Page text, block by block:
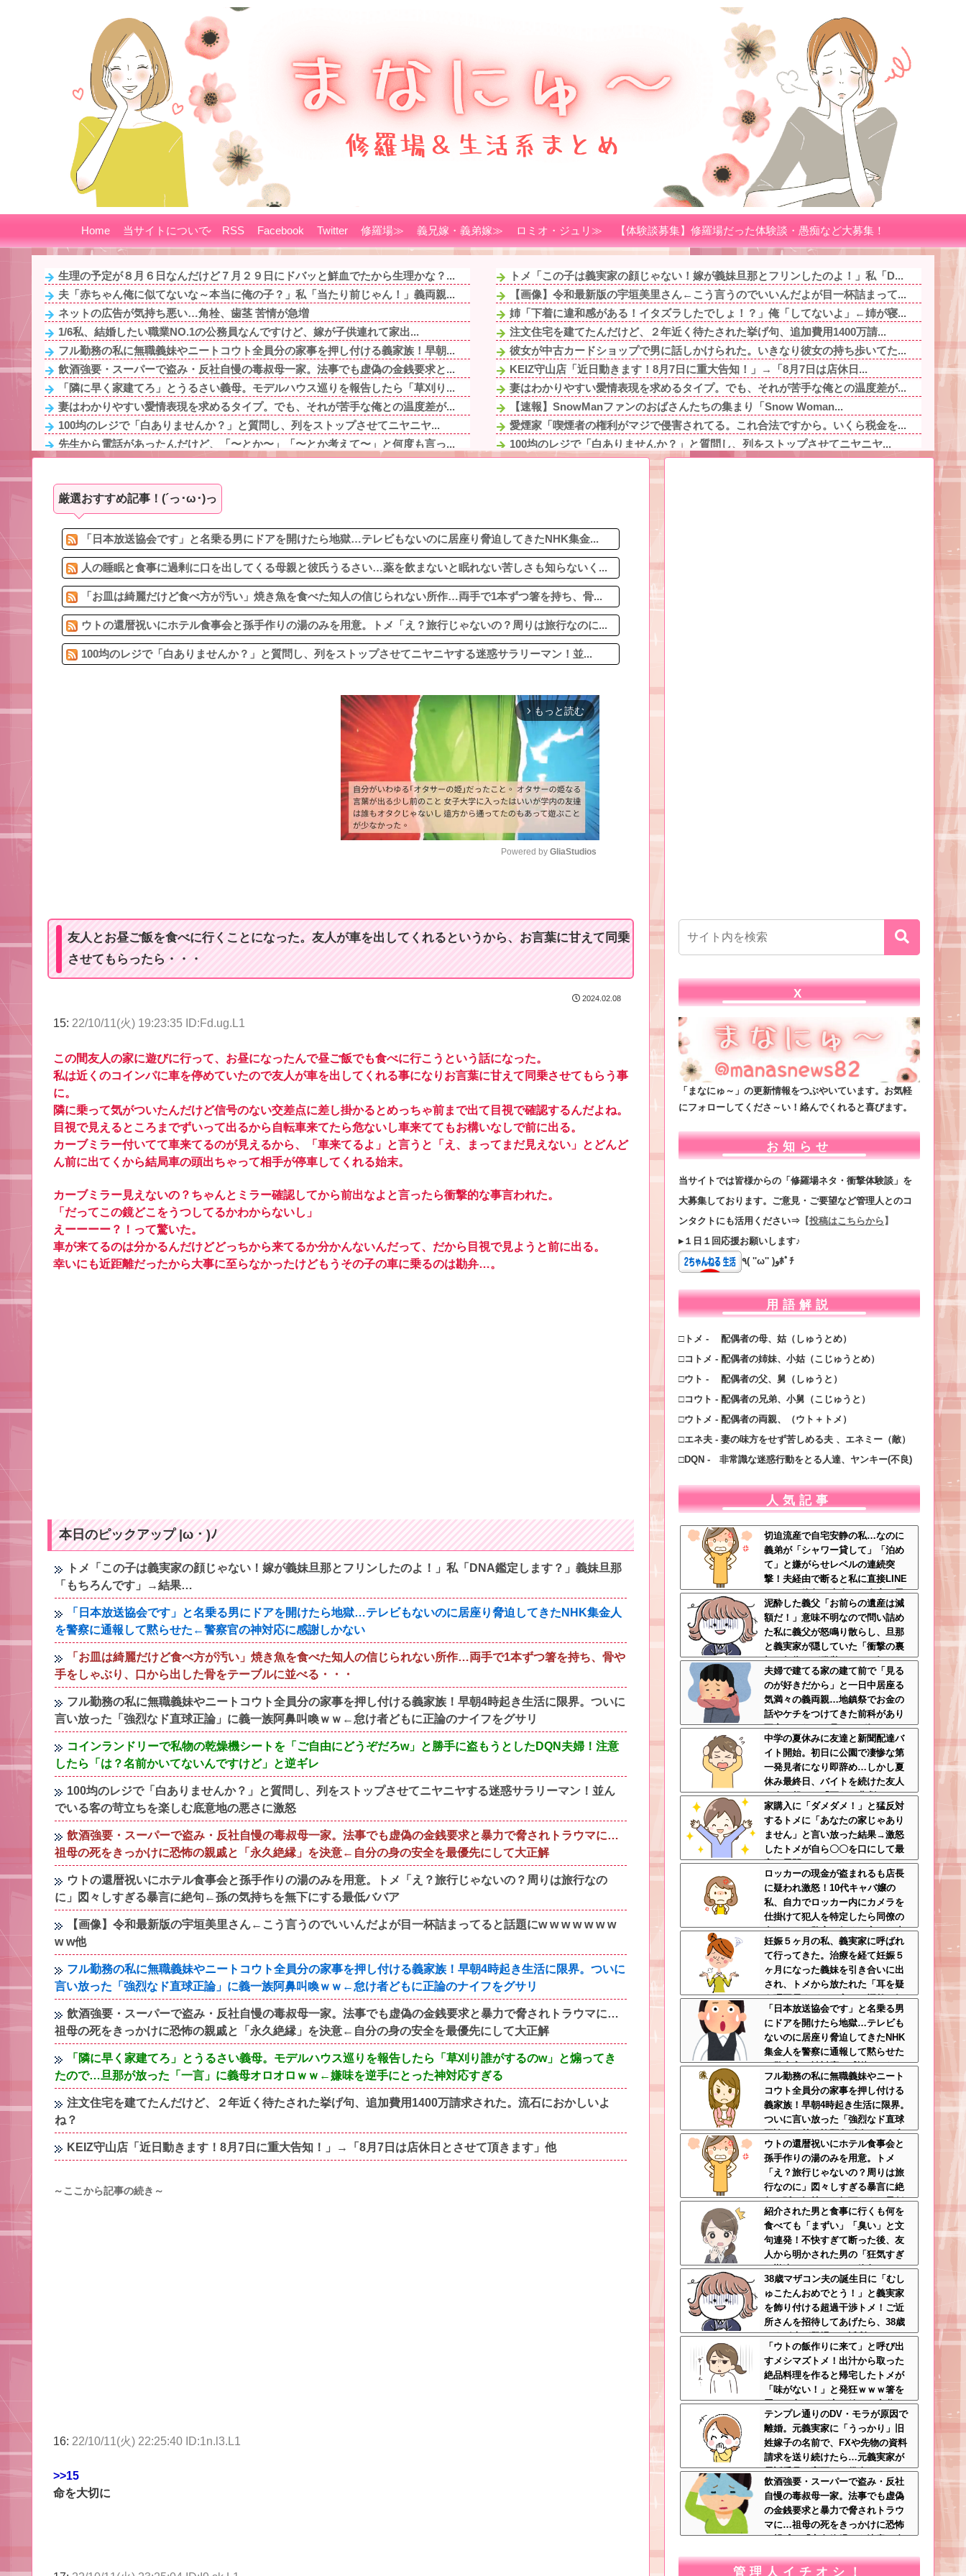
Home 当サイトについて RSS Facebook Twitter 修羅場≫ 義兄嫁・義弟嫁≫ ロミオ・ジュリ≫ 【体験談募集】修羅場だった体験談・愚痴など大募集！
生理の予定が８月６日なんだけど７月２９日にドバッと鮮血でたから生理かな？...
夫「赤ちゃん俺に似てないな～本当に俺の子？」私「当たり前じゃん！」義両親...
ネットの広告が気持ち悪い…角栓、歯茎 苦情が急増
1/6私、結婚したい職業NO.1の公務員なんですけど、嫁が子供連れて家出...
フル勤務の私に無職義妹やニートコウト全員分の家事を押し付ける義家族！早朝...
飲酒強要・スーパーで盗み・反社自慢の毒叔母一家。法事でも虚偽の金銭要求と...
「隣に早く家建てろ」とうるさい義母。モデルハウス巡りを報告したら「草刈り...
妻はわかりやすい愛情表現を求めるタイプ。でも、それが苦手な俺との温度差が...
100均のレジで「白ありませんか？」と質問し、列をストップさせてニヤニヤ...
先生から電話があったんだけど、「〜とか〜」「〜とか考えて〜」と何度も言っ...
90年ぶりに誕生した待望の女の子。お祭り騒ぎの義実家の一方で、近所の婦人...
浮気と緊急避妊薬を隠す元カノ！問い詰めると「記憶がない」と逃げ、私を「モ...
23歳妻自慢で女性社員を「ババア」と蔑む48歳無能主任、「若い嫁がいるの...
旅行先で綺麗なガラス工房の灰皿を愛煙家の父のお土産にしたんだけどダイソー...
トメ「この子は義実家の顔じゃない！嫁が義妹旦那とフリンしたのよ！」私「D...
【画像】令和最新版の宇垣美里さん←こう言うのでいいんだよが目一杯詰まって...
姉「下着に違和感がある！イタズラしたでしょ！？」俺「してないよ」←姉が寝...
注文住宅を建てたんだけど、２年近く待たされた挙げ句、追加費用1400万請...
彼女が中古カードショップで男に話しかけられた。いきなり彼女の持ち歩いてた...
KEIZ守山店「近日動きます！8月7日に重大告知！」→「8月7日は店休日...
妻はわかりやすい愛情表現を求めるタイプ。でも、それが苦手な俺との温度差が...
【速報】SnowManファンのおばさんたちの集まり「Snow Woman...
愛煙家「喫煙者の権利がマジで侵害されてる。これ合法ですから。いくら税金を...
100均のレジで「白ありませんか？」と質問し、列をストップさせてニヤニヤ...
先生から電話があったんだけど、「〜とか〜」「〜とか考えて〜」と何度も言っ...
父がﾀﾋんだ翌日、彼女から「今日はつきあって半年の記念日だね！おめでとう...
厳選おすすめ記事！(´っ･ω･)っ
「日本放送協会です」と名乗る男にドアを開けたら地獄…テレビもないのに居座り脅迫してきたNHK集金...
人の睡眠と食事に過剰に口を出してくる母親と彼氏うるさい…薬を飲まないと眠れない苦しさも知らないく...
「お皿は綺麗だけど食べ方が汚い」焼き魚を食べた知人の信じられない所作…両手で1本ずつ箸を持ち、骨...
ウトの還暦祝いにホテル食事会と孫手作りの湯のみを用意。トメ「え？旅行じゃないの？周りは旅行なのに...
100均のレジで「白ありませんか？」と質問し、列をストップさせてニヤニヤする迷惑サラリーマン！並...
arrow_forward_ios もっと読む
t
Powered by GliaStudios
友人とお昼ご飯を食べに行くことになった。友人が車を出してくれるというから、お言葉に甘えて同乗
させてもらったら・・・
2024.02.08
15: 22/10/11(火) 19:23:35 ID:Fd.ug.L1
この間友人の家に遊びに行って、お昼になったんで昼ご飯でも食べに行こうという話になった。
私は近くのコインパに車を停めていたので友人が車を出してくれる事になりお言葉に甘えて同乗させてもらう事
に。
隣に乗って気がついたんだけど信号のない交差点に差し掛かるとめっちゃ前まで出て目視で確認するんだよね。
目視で見えるところまでずいって出るから自転車来てたら危ないし車来ててもお構いなしで前に出る。
カーブミラー付いてて車来てるのが見えるから、「車来てるよ」と言うと「え、まってまだ見えない」とどんど
ん前に出てくから結局車の頭出ちゃって相手が停車してくれる始末。
カーブミラー見えないの？ちゃんとミラー確認してから前出なよと言ったら衝撃的な事言われた。
「だってこの鏡どこをうつしてるかわからないし」
えーーーー？！って驚いた。
車が来てるのは分かるんだけどどっちから来てるか分かんないんだって、だから目視で見ようと前に出る。
幸いにも近距離だったから大事に至らなかったけどもうその子の車に乗るのは勘弁…。
本日のピックアップ |ω・)ﾉ
トメ「この子は義実家の顔じゃない！嫁が義妹旦那とフリンしたのよ！」私「DNA鑑定します？」義妹旦那
「もちろんです」→結果…
「日本放送協会です」と名乗る男にドアを開けたら地獄…テレビもないのに居座り脅迫してきたNHK集金人
を警察に通報して黙らせた←警察官の神対応に感謝しかない
「お皿は綺麗だけど食べ方が汚い」焼き魚を食べた知人の信じられない所作…両手で1本ずつ箸を持ち、骨や
手をしゃぶり、口から出した骨をテーブルに並べる・・・
フル勤務の私に無職義妹やニートコウト全員分の家事を押し付ける義家族！早朝4時起き生活に限界。ついに
言い放った「強烈なド直球正論」に義一族阿鼻叫喚ｗｗ←怠け者どもに正論のナイフをグサリ
コインランドリーで私物の乾燥機シートを「ご自由にどうぞだろw」と勝手に盗もうとしたDQN夫婦！注意
したら「は？名前かいてないんですけど」と逆ギレ
100均のレジで「白ありませんか？」と質問し、列をストップさせてニヤニヤする迷惑サラリーマン！並ん
でいる客の苛立ちを楽しむ底意地の悪さに激怒
飲酒強要・スーパーで盗み・反社自慢の毒叔母一家。法事でも虚偽の金銭要求と暴力で脅されトラウマに…
祖母の死をきっかけに恐怖の親戚と「永久絶縁」を決意←自分の身の安全を最優先にして大正解
ウトの還暦祝いにホテル食事会と孫手作りの湯のみを用意。トメ「え？旅行じゃないの？周りは旅行なの
に」図々しすぎる暴言に絶句←孫の気持ちを無下にする最低ババア
【画像】令和最新版の宇垣美里さん←こう言うのでいいんだよが目一杯詰まってると話題にw w w w w w w
w w他
フル勤務の私に無職義妹やニートコウト全員分の家事を押し付ける義家族！早朝4時起き生活に限界。ついに
言い放った「強烈なド直球正論」に義一族阿鼻叫喚ｗｗ←怠け者どもに正論のナイフをグサリ
飲酒強要・スーパーで盗み・反社自慢の毒叔母一家。法事でも虚偽の金銭要求と暴力で脅されトラウマに…
祖母の死をきっかけに恐怖の親戚と「永久絶縁」を決意←自分の身の安全を最優先にして大正解
「隣に早く家建てろ」とうるさい義母。モデルハウス巡りを報告したら「草刈り誰がするのw」と煽ってき
たので…旦那が放った「一言」に義母オロオロｗｗ←嫌味を逆手にとった神対応すぎる
注文住宅を建てたんだけど、２年近く待たされた挙げ句、追加費用1400万請求された。流石におかしいよ
ね？
KEIZ守山店「近日動きます！8月7日に重大告知！」→「8月7日は店休日とさせて頂きます」他
～ここから記事の続き～
16: 22/10/11(火) 22:25:40 ID:1n.l3.L1
>>15
命を大切に
X
「まなにゅ～」の更新情報をつぶやいています。お気軽
にフォローしてくださ～い！絡んでくれると喜びます。
お知らせ
当サイトでは皆様からの「修羅場ネタ・衝撃体験談」を
大募集しております。ご意見・ご要望など管理人とのコ
ンタクトにも活用ください⇒ 【投稿はこちらから 】
▸１日１回応援お願いします♪
٩( ''ω'' )وﾎﾟﾁ
用語解説
□トメ - 配偶者の母、姑（しゅうとめ）
□コトメ - 配偶者の姉妹、小姑（こじゅうとめ）
□ウト - 配偶者の父、舅（しゅうと）
□コウト - 配偶者の兄弟、小舅（こじゅうと）
□ウトメ - 配偶者の両親、（ウト＋トメ）
□エネ夫 - 妻の味方をせず苦しめる夫 、エネミー（敵）
□DQN - 非常識な迷惑行動をとる人達、ヤンキー(不良)
人気記事
切迫流産で自宅安静の私…なのに
義弟が「シャワー貸して」「泊め
て」と嫌がらせレベルの連続突
撃！夫経由で断ると私に直接LINE
してきて絶句←大人しく自宅の風
呂に入れよ
泥酔した義父「お前らの遺産は減
額だ！」意味不明なので問い詰め
た私に義父が怒鳴り散らし、旦那
と義実家が隠していた「衝撃の裏
切り行為」が発覚ｗｗｗ←知らん
間に200万払われてて草
夫婦で建てる家の建て前で「見る
のが好きだから」と一日中居座る
気満々の義両親…地鎮祭でお金の
話やケチをつけてきた前科があり
不安しかない←見るのが好きとか
完全に野次馬の思考
中学の夏休みに友達と新聞配達バ
イト開始。初日に公園で凄惨な第
一発見者になり即辞め…しかし夏
休み最終日、バイトを続けた友人
の身に起きた「更なる悲劇」←こ
のバイト先、呪われすぎだろ
家購入に「ダメダメ！」と猛反対
するトメに「あなたの家じゃあり
ません」と言い放った結果→激怒
したトメが自ら〇〇を口にして最
高の展開へｗｗｗｗｗｗ
ロッカーの現金が盗まれるも店長
に疑われ激怒！10代キャバ嬢の
私、自力でロッカー内にカメラを
仕掛けて犯人を特定したら同僚の
女だった…警察へ行くと言って止
められ、加害者に泣かれながら大
揉めして・・・
妊娠５ヶ月の私、義実家に呼ばれ
て行ってきた。治療を経て妊娠５
ヶ月になった義妹を引き合いに出
され、トメから放たれた「耳を疑
う理不尽すぎる一言」に愕然←妊
娠時期の操作とか超能力者かよ
「日本放送協会です」と名乗る男
にドアを開けたら地獄…テレビも
ないのに居座り脅迫してきたNHK
集金人を警察に通報して黙らせた
←警察官の神対応に感謝しかない
フル勤務の私に無職義妹やニート
コウト全員分の家事を押し付ける
義家族！早朝4時起き生活に限界。
ついに言い放った「強烈なド直球
正論」に義一族阿鼻叫喚ｗｗ←怠
け者どもに正論のナイフをグサリ
ウトの還暦祝いにホテル食事会と
孫手作りの湯のみを用意。トメ
「え？旅行じゃないの？周りは旅
行なのに」図々しすぎる暴言に絶
句←孫の気持ちを無下にする最低
ババア
紹介された男と食事に行くも何を
食べても「まずい」「臭い」と文
句連発！不快すぎて断った後、友
人から明かされた男の「狂気すぎ
る勘違いシナリオ」に絶句ｗｗ←
手料理食べたいなら素直に言え
38歳マザコン夫の誕生日に「むし
ゅこたんおめでとう！」と義実家
を飾り付ける超過干渉トメ！ご近
所さんを招待してあげたら、38歳
メタボ夫が登場して近所のおじい
さんが大爆発する事態に
「ウトの飯作りに来て」と呼び出
すメシマズトメ！出汁から取った
絶品料理を作ると帰宅したトメが
「味がない！」と発狂ｗｗｗ箸を
置いた良ウトが言い放った言葉と
は←良ウトさんの神対応にスカッ
とする
テンプレ通りのDV・モラが原因で
離婚。元義実家に「うっかり」旧
姓嫁子の名前で、FXや先物の資料
請求を送り続けたら…元義実家が
電話番号を変更し、借金まみれに
なっていた話ｗｗｗｗｗ
飲酒強要・スーパーで盗み・反社
自慢の毒叔母一家。法事でも虚偽
の金銭要求と暴力で脅されトラウ
マに…祖母の死をきっかけに恐怖
の親戚と「永久絶縁」を決意←自
解
管理人イチオシ！